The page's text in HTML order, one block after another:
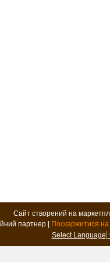
Сайт створений на
Поскаржитися на
Select Language